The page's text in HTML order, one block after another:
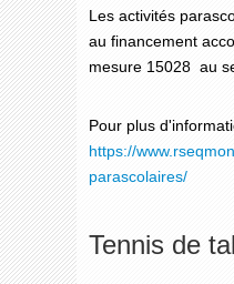
Les activités
au financement
mesure 15028 au
Pour plus
https://
parascolaires/
Tennis de